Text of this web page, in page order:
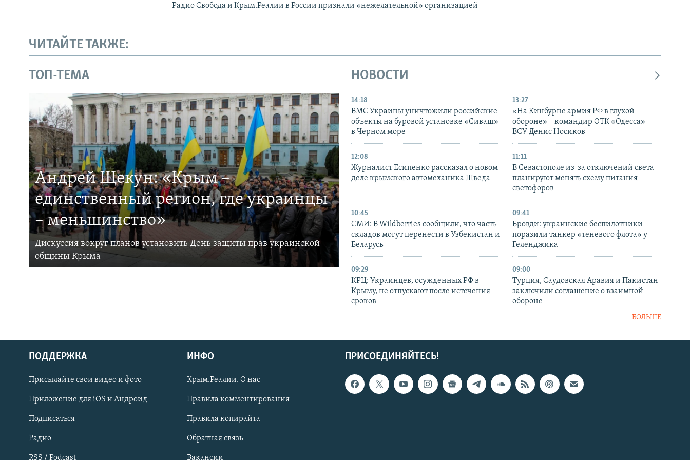
Українською
Qırımtatar
ПРИСОЕДИНЯЙТЕСЬ!
Радио Свобода и Крым.Реалии в России признали «нежелательной» организацией
ЧИТАЙТЕ ТАКЖЕ:
ТОП-ТЕМА
Андрей Щекун: «Крым –
единственный регион, где украинцы
– меньшинство»
Дискуссия вокруг планов установить День защиты прав украинской
общины Крыма
НОВОСТИ
14:18
ВМС Украины уничтожили российские
объекты на буровой установке «Сиваш»
в Черном море
13:27
«На Кинбурне армия РФ в глухой
обороне» – командир ОТК «Одесса»
ВСУ Денис Носиков
12:08
Журналист Есипенко рассказал о новом
деле крымского автомеханика Шведа
11:11
В Севастополе из-за отключений света
планируют менять схему питания
светофоров
10:45
СМИ: В Wildberries сообщили, что часть
складов могут перенести в Узбекистан и
Беларусь
09:41
Бровди: украинские беспилотники
поразили танкер «теневого флота» у
Геленджика
09:29
КРЦ: Украинцев, осужденных РФ в
Крыму, не отпускают после истечения
сроков
09:00
Турция, Саудовская Аравия и Пакистан
заключили соглашение о взаимной
обороне
БОЛЬШЕ
ПРИСОЕДИНЯЙТЕСЬ!
ПОДДЕРЖКА
Присылайте свои видео и фото
Приложение для iOS и Андроид
Подписаться
Радио
RSS / Podcast
ИНФО
Крым.Реалии. О нас
Правила комментирования
Правила копирайта
Обратная связь
Вакансии